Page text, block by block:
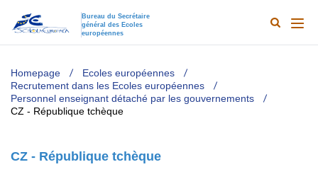
Bureau du Secrétaire
général des Ecoles
européennes
Main
TODO
Search
Homepage
Ecoles européennes
Recrutement dans les Ecoles européennes
Personnel enseignant détaché par les gouvernements
CZ - République tchèque
CZ - République tchèque